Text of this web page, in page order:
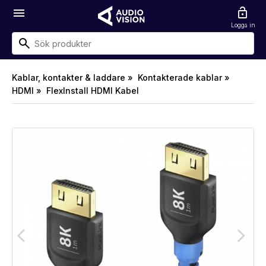
menu lock_open
Logga in
Kablar, kontakter & laddare » Kontakterade kablar »
HDMI » FlexInstall HDMI Kabel
arrow_back_ios arrow_forward_ios